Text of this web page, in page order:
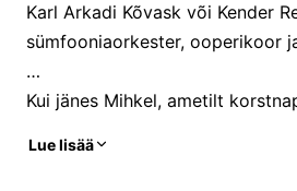
Karl Arkadi Kõvask või Kender
sümfooniaorkester, ooperikoor
Kui jänes Mihkel, ametilt
Lue lisää